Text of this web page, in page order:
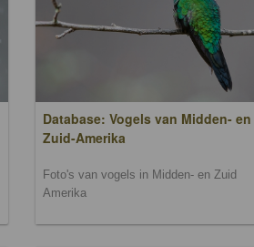
Database: Vogels van Midden- en
Zuid-Amerika
Foto's van vogels in Midden- en Zuid
Amerika